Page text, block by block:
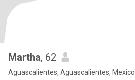
Martha, 62
Aguascalientes, Aguascalientes, Mexico